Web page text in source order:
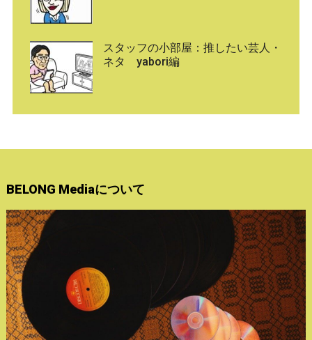
スタッフの小部屋：推したい芸人・
ネタ yabori編
BELONG Mediaについて